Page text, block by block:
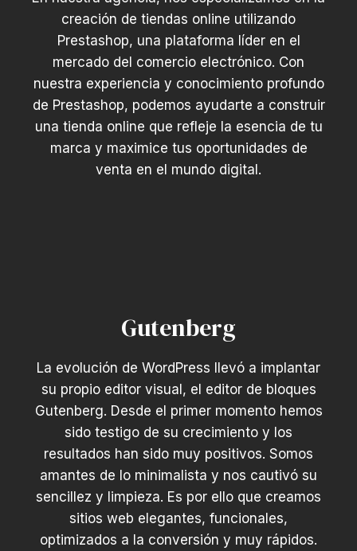
creación de tiendas online utilizando
Prestashop, una plataforma líder en el
mercado del comercio electrónico. Con
nuestra experiencia y conocimiento profundo
de Prestashop, podemos ayudarte a construir
una tienda online que refleje la esencia de tu
marca y maximice tus oportunidades de
venta en el mundo digital.
Gutenberg
La evolución de WordPress llevó a implantar
su propio editor visual, el editor de bloques
Gutenberg. Desde el primer momento hemos
sido testigo de su crecimiento y los
resultados han sido muy positivos. Somos
amantes de lo minimalista y nos cautivó su
sencillez y limpieza. Es por ello que creamos
sitios web elegantes, funcionales,
optimizados a la conversión y muy rápidos.